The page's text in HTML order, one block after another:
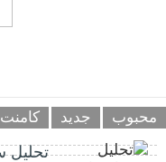
محبوب جدید کامنت